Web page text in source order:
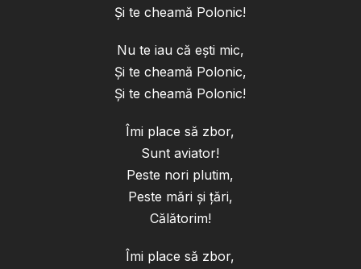
Și te cheamă Polonic!
Nu te iau că ești mic,
Și te cheamă Polonic,
Și te cheamă Polonic!
Îmi place să zbor,
Sunt aviator!
Peste nori plutim,
Peste mări și țări,
Călătorim!
Îmi place să zbor,